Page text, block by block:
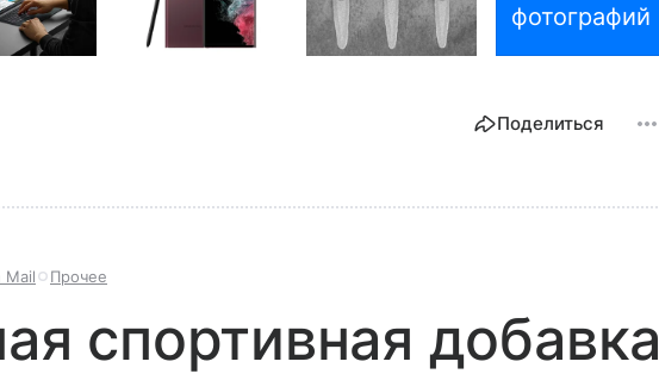
фотографий
Поделиться
Mail Прочее
спортивная добавка